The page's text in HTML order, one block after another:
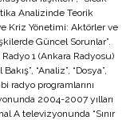
Analizinde Teorik
Kriz Yönetimi: Aktörler ve
Güncel Sorunlar”.
1 (Ankara Radyosu)
“Analiz”, “Dosya”,
radyo programlarını
2004-2007 yılları
A televizyonunda “Sınır